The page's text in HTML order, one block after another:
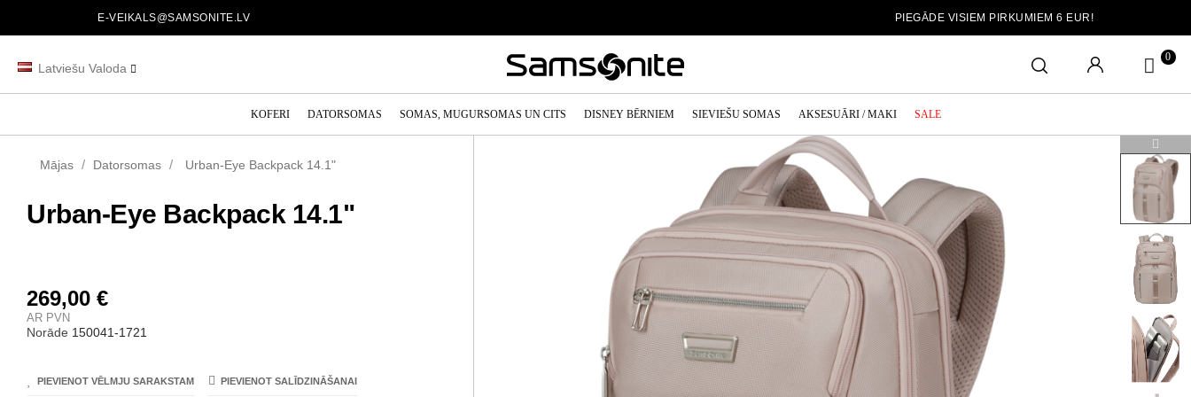
E-VEIKALS@SAMSONITE.LV PIEGĀDE VISIEM PIRKUMIEM 6 EUR!
Latviešu Valoda
0
KOFERI DATORSOMAS SOMAS, MUGURSOMAS UN CITS DISNEY BĒRNIEM SIEVIEŠU SOMAS AKSESUĀRI / MAKI SALE
Mājas Datorsomas Urban-Eye Backpack 14.1"
Urban-Eye Backpack 14.1"
269,00 €
AR PVN
Norāde 150041-1721
PIEVIENOT VĒLMJU SARAKSTAM PIEVIENOT SALĪDZINĀŠANAI